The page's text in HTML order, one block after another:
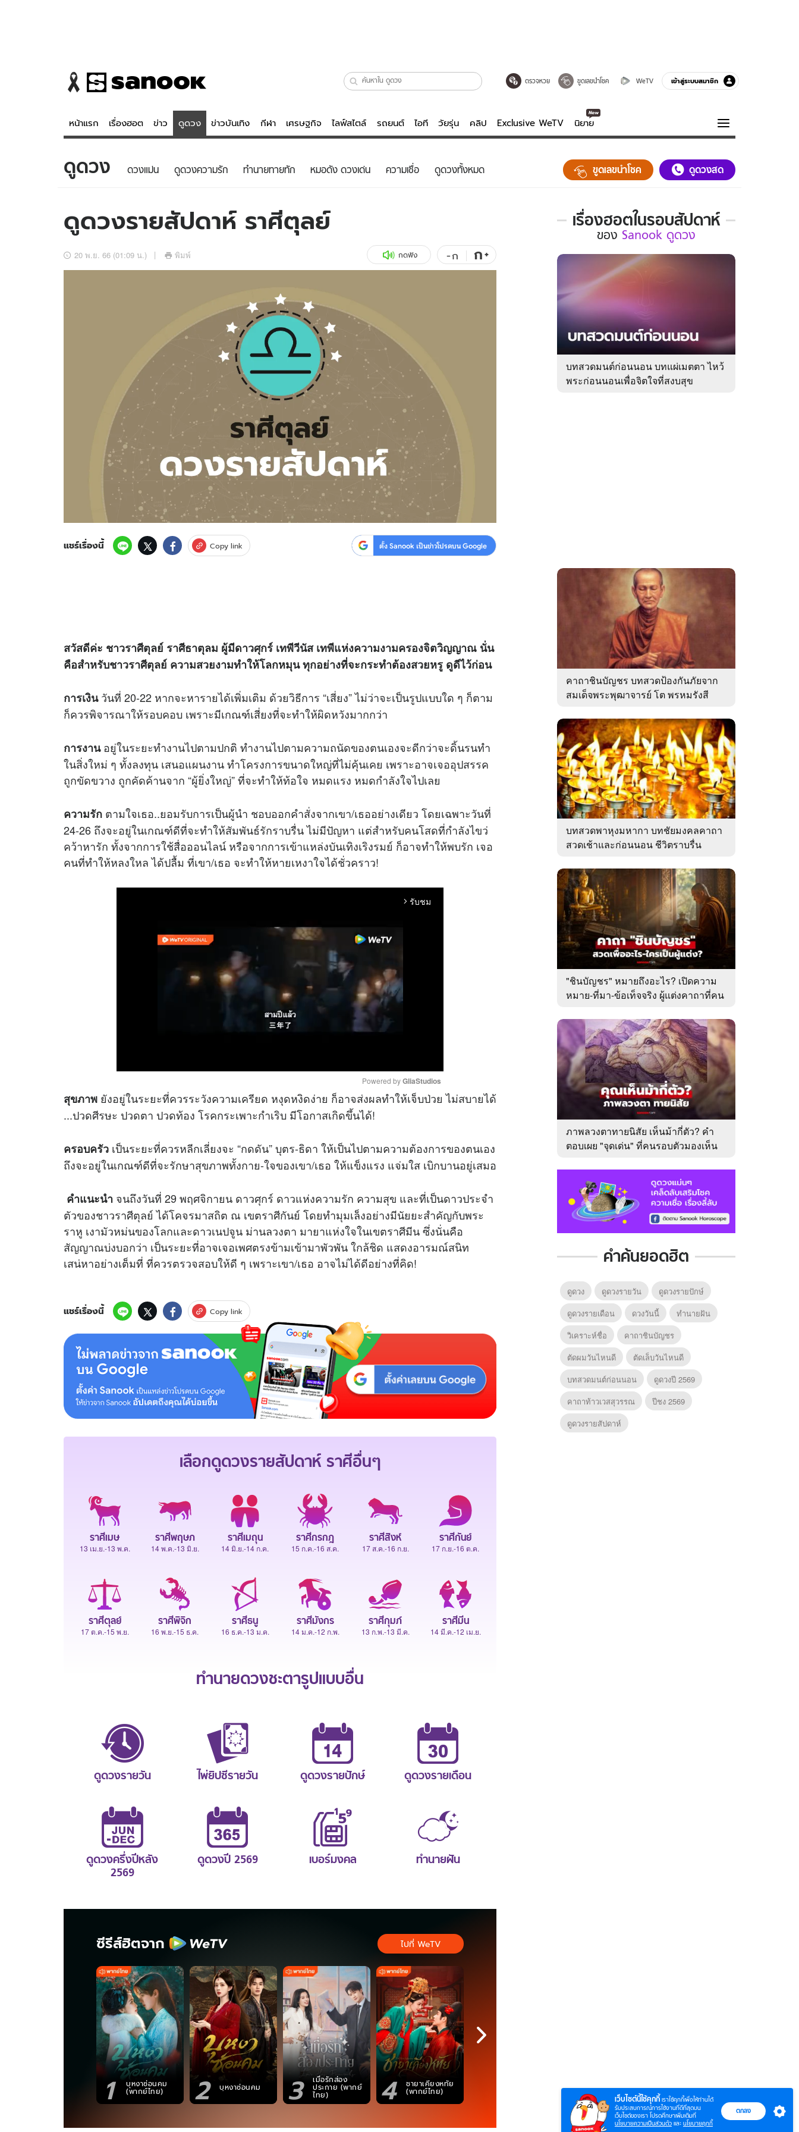
ตรวจหวย ขูดเลขนำโชค WeTV เข้าสู่ระบบสมาชิก
หน้าแรก เรื่องฮอต ข่าว ดูดวง ข่าวบันเทิง กีฬา เศรษฐกิจ ไลฟ์สไตล์ รถยนต์ ไอที วัยรุ่น คลิป Exclusive WeTV นิยาย
ข่าว
ข่าวบันเทิง
ดูดวง - ตรวจหวย
สถิติหวยไทย
ไลฟ์สไตล์
รถยนต์
Tasteful Thailand
Sanook Choice
คลิป
พอดแคสต์
ความรู้รอบตัว
ฮาวทู
ดาวน์โหลดสนุกแอปฟรี ติดตามสนุกโซเชียลได้ที่
สงวนลิขสิทธิ์ © 2569 บริษัท อิมเมจ ฟิวเจอร์ (ประเทศไทย) จำกัด
ดูดวง ดวงแม่น ดูดวงความรัก ทํานายทายทัก หมอดัง ดวงเด่น ความเชื่อ ดูดวงทั้งหมด ขูดเลขนำโชค ดูดวงสด
ดูดวงรายสัปดาห์ ราศีตุลย์
20 พ.ย. 66 (01:09 น.) พิมพ์ กดฟัง -ก ก+
แชร์เรื่องนี้ Copy link ตั้ง Sanook เป็นข่าวโปรดบน Google
สวัสดีค่ะ ชาวราศีตุลย์ ราศีธาตุลม ผู้มีดาวศุกร์ เทพีวีนัส เทพีแห่งความงามครองจิตวิญญาณ นั่น
คือสำหรับชาวราศีตุลย์ ความสวยงามทำให้โลกหมุน ทุกอย่างที่จะกระทำต้องสวยหรู ดูดีไว้ก่อน
การเงินวันที่ 20-22 หากจะหารายได้เพิ่มเติม ด้วยวิธีการ “เสี่ยง” ไม่ว่าจะเป็นรูปแบบใด ๆ ก็ตาม
ก็ควรพิจารณาให้รอบคอบ เพราะมีเกณฑ์เสี่ยงที่จะทำให้ผิดหวังมากกว่า
การงานอยู่ในระยะทำงานไปตามปกติ ทำงานไปตามความถนัดของตนเองจะดีกว่าจะดิ้นรนทำ
ในสิ่งใหม่ ๆ ทั้งลงทุน เสนอแผนงาน ทำโครงการขนาดใหญ่ที่ไม่คุ้นเคย เพราะอาจเจออุปสรรค
ถูกขัดขวาง ถูกคัดค้านจาก “ผู้ยิ่งใหญ่” ที่จะทำให้ท้อใจ หมดแรง หมดกำลังใจไปเลย
ความรัก ตามใจเธอ..ยอมรับการเป็นผู้นำ ชอบออกคำสั่งจากเขา/เธออย่างเดียว โดยเฉพาะวันที่
24-26 ถึงจะอยู่ในเกณฑ์ดีที่จะทำให้สัมพันธ์รักราบรื่น ไม่มีปัญหา แต่สำหรับคนโสดที่กำลังไขว่
คว้าหารัก ทั้งจากการใช้สื่อออนไลน์ หรือจากการเข้าแหล่งบันเทิงเริงรมย์ ก็อาจทำให้พบรัก เจอ
คนที่ทำให้หลงใหล ได้ปลื้ม ที่เขา/เธอ จะทำให้หายเหงาใจได้ชั่วคราว!
arrow_forward_ios รับชม
t
e
Powered by GliaStudios
สุขภาพ ยังอยู่ในระยะที่ควรระวังความเครียด หงุดหงิดง่าย ก็อาจส่งผลทำให้เจ็บป่วย ไม่สบายได้
...ปวดศีรษะ ปวดตา ปวดท้อง โรคกระเพาะกำเริบ มีโอกาสเกิดขึ้นได้!
ครอบครัว เป็นระยะที่ควรหลีกเลี่ยงจะ “กดดัน” บุตร-ธิดา ให้เป็นไปตามความต้องการของตนเอง
ถึงจะอยู่ในเกณฑ์ดีที่จะรักษาสุขภาพทั้งกาย-ใจของเขา/เธอ ให้แข็งแรง แจ่มใส เบิกบานอยู่เสมอ
คำแนะนำ จนถึงวันที่ 29 พฤศจิกายน ดาวศุกร์ ดาวแห่งความรัก ความสุข และที่เป็นดาวประจำ
ตัวของชาวราศีตุลย์ ได้โคจรมาสถิต ณ เขตราศีกันย์ โดยทำมุมเล็งอย่างมีนัยยะสำคัญกับพระ
ราหู เงามัวหม่นของโลกและดาวเนปจูน ม่านลวงตา มายาแห่งใจในเขตราศีมีน ซึ่งนั่นคือ
สัญญาณบ่งบอกว่า เป็นระยะที่อาจเจอเพศตรงข้ามเข้ามาพัวพัน ใกล้ชิด แสดงอารมณ์สนิท
เสน่หาอย่างเต็มที่ ที่ควรตรวจสอบให้ดี ๆ เพราะเขา/เธอ อาจไม่ได้ดีอย่างที่คิด!
แชร์เรื่องนี้ Copy link
เลือกดูดวงรายสัปดาห์ราศีอื่นๆ
ราศีเมษ
13 เม.ย.-13 พ.ค.
ราศีพฤษภ
14 พ.ค.-13 มิ.ย.
ราศีเมถุน
14 มิ.ย.-14 ก.ค.
ราศีกรกฎ
15 ก.ค.-16 ส.ค.
ราศีสิงห์
17 ส.ค.-16 ก.ย.
ราศีกันย์
17 ก.ย.-16 ต.ค.
ราศีตุลย์
17 ต.ค.-15 พ.ย.
ราศีพิจิก
16 พ.ย.-15 ธ.ค.
ราศีธนู
16 ธ.ค.-13 ม.ค.
ราศีมังกร
14 ม.ค.-12 ก.พ.
ราศีกุมภ์
13 ก.พ.-13 มี.ค.
ราศีมีน
14 มี.ค.-12 เม.ย.
ทำนายดวงชะตารูปแบบอื่น
ดูดวงรายวัน ไพ่ยิปซีรายวัน ดูดวงรายปักษ์ ดูดวงรายเดือน
ดูดวงครึ่งปีหลัง
2569
ดูดวงปี 2569 เบอร์มงคล ทำนายฝัน
ซีรีส์ฮิตจาก
1 บุหงาซ่อนคม
(พากย์ไทย) 2 บุหงาซ่อนคม 3 เมื่อรักส่อง
ประกาย (พากย์
ไทย) 4 ชายาเคียงหทัย
(พากย์ไทย) 5 6 ภูตถังซาน
(พากย์ไทย) 7 ภูตถังซาน 2
(พากย์ไทย) 8 พบเ
ไปที่ WeTV
เรื่องฮอตในรอบสัปดาห์
เรื่อง
ใน
รอบ
ของ
Sanook
ดูด
ของ Sanook ดูดวง
บทสวดมนต์ก่อนนอน บทแผ่เมตตา ไหว้
พระก่อนนอนเพื่อจิตใจที่สงบสุข
คาถาชินบัญชร บทสวดป้องกันภัยจาก
สมเด็จพระพุฒาจารย์ โต พรหมรังสี
บทสวดพาหุงมหากา บทชัยมงคลคาถา
สวดเช้าและก่อนนอน ชีวิตราบรื่น
"ชินบัญชร" หมายถึงอะไร? เปิดความ
หมาย-ที่มา-ข้อเท็จจริง ผู้แต่งคาถาที่คน
ภาพลวงตาทายนิสัย เห็นม้ากี่ตัว? คำ
ตอบเผย "จุดเด่น" ที่คนรอบตัวมองเห็น
คำค้นยอดฮิต
ดูดวง ดูดวงรายวัน
ดูดวงรายปักษ์
ดูดวงรายเดือน
ดวงวันนี้
ทํานายฝัน
วิเคราะห์ชื่อ
คาถาชินบัญชร
ตัดผมวันไหนดี
ตัดเล็บวันไหนดี
บทสวดมนต์ก่อนนอน
ดูดวงปี 2569
คาถาท้าวเวสสุวรรณ
ปีชง 2569
ดูดวงรายสัปดาห์
เว็บไซต์นี้ใช้คุกกี้ เราใช้คุกกี้เพื่อให้ท่านได้
รับประสบการณ์การใช้งานที่ดีที่สุดบน
เว็บไซต์ของเรา โปรดศึกษาเพิ่มเติมที่
นโยบายความเป็นส่วนตัว และ นโยบายคุกกี้
ตกลง